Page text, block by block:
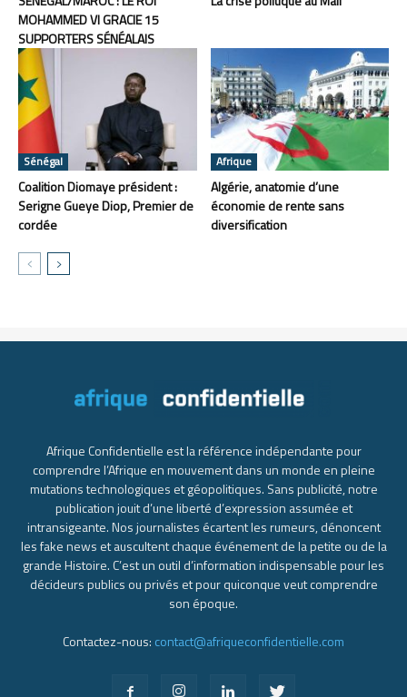
MOHAMMED VI GRACIE 15
SUPPORTERS SÉNÉALAIS
Sénégal
Coalition Diomaye président :
Serigne Gueye Diop, Premier de
cordée
Afrique
Algérie, anatomie d’une
économie de rente sans
diversification
Afrique Confidentielle est la référence indépendante pour
comprendre l’Afrique en mouvement dans un monde en pleine
mutations technologiques et géopolitiques. Sans publicité, notre
publication jouit d’une liberté d’expression assumée et
intransigeante. Nos journalistes écartent les rumeurs, dénoncent
les fake news et auscultent chaque événement de la petite ou de la
grande Histoire. C’est un outil d’information indispensable pour les
décideurs publics ou privés et pour quiconque veut comprendre
son époque.
Contactez-nous: contact@afriqueconfidentielle.com